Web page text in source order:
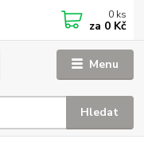
Menu
Hledat
0 ks
za 0 Kč